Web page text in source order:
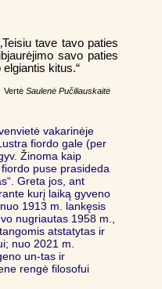
tave tavo paties
savo paties
kitus.“
Vertė Saulenė Pučiliauskaitė
vakarinėje
fiordo gale (per
Žinoma kaip
puse prasideda
Greta jos, ant
kurį laiką gyveno
1913 m. lankęsis
nugriautas 1958 m.,
atstatytas ir
nuo 2021 m.
un-tas ir
rengė filosofui